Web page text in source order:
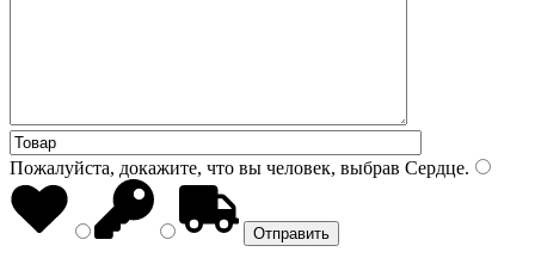
Пожалуйста, докажите, что вы человек, выбрав Сердце.